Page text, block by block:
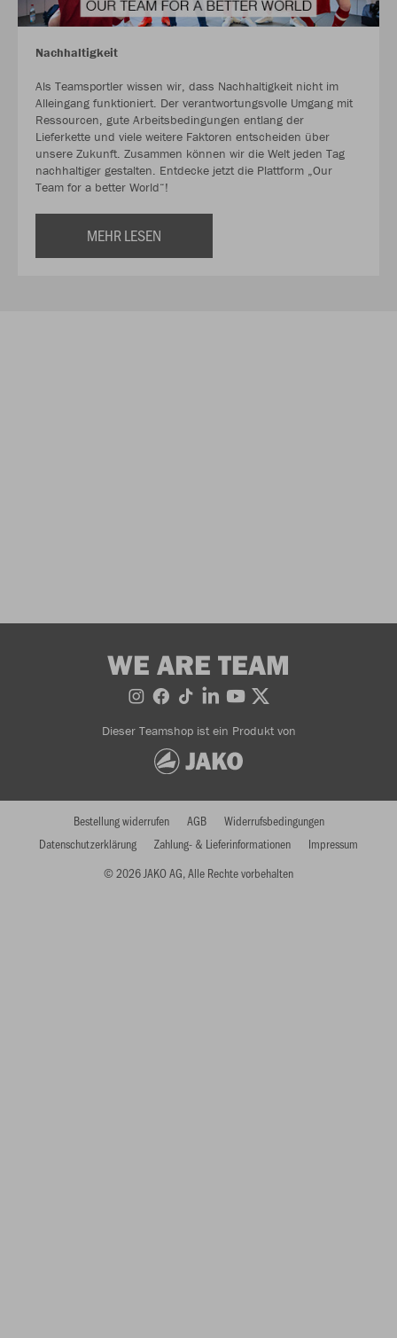
Nachhaltigkeit
Als Teamsportler wissen wir, dass Nachhaltigkeit nicht im
Alleingang funktioniert. Der verantwortungsvolle Umgang mit
Ressourcen, gute Arbeitsbedingungen entlang der
Lieferkette und viele weitere Faktoren entscheiden über
unsere Zukunft. Zusammen können wir die Welt jeden Tag
nachhaltiger gestalten. Entdecke jetzt die Plattform „Our
Team for a better World“!
MEHR LESEN
WE ARE TEAM
Dieser Teamshop ist ein Produkt von
© 2026 JAKO AG, Alle Rechte vorbehalten
Bestellung widerrufen AGB
Widerrufsbedingungen
Datenschutzerklärung
Zahlung- & Lieferinformationen Impressum